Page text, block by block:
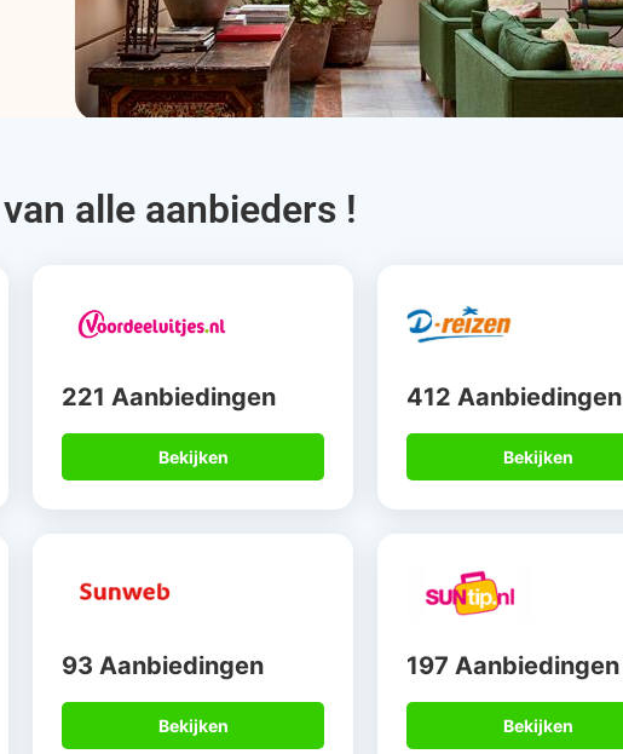
alle aanbieders !
221 Aanbiedingen
Bekijken
412 Aanbiedingen
Bekijken
93 Aanbiedingen
Bekijken
197 Aanbiedingen
Bekijken